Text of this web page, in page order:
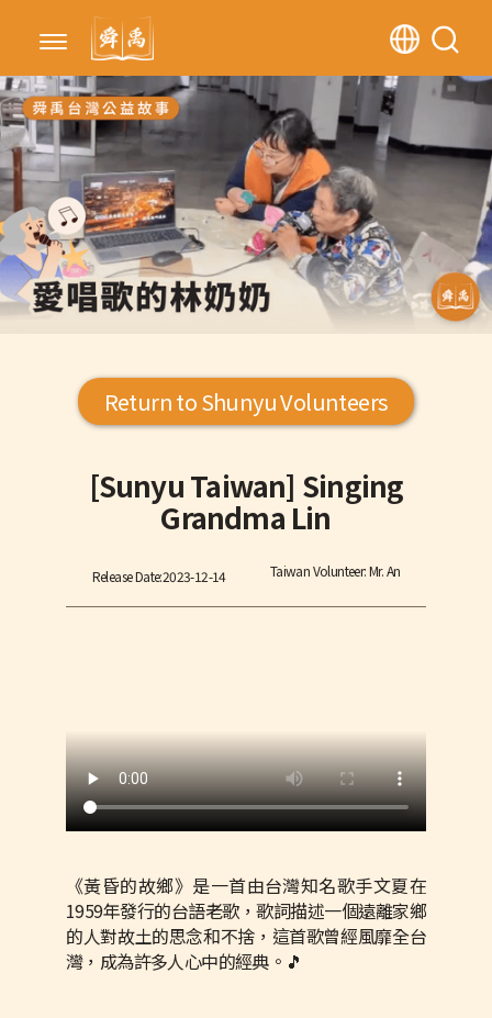
Return to Shunyu Volunteers
[Sunyu Taiwan] Singing
Grandma Lin
Release Date:2023-12-14 Taiwan Volunteer: Mr. An
《黃昏的故鄉》是一首由台灣知名歌手文夏在
1959年發行的台語老歌，歌詞描述一個遠離家鄉
的人對故土的思念和不捨，這首歌曾經風靡全台
灣，成為許多人心中的經典。🎵